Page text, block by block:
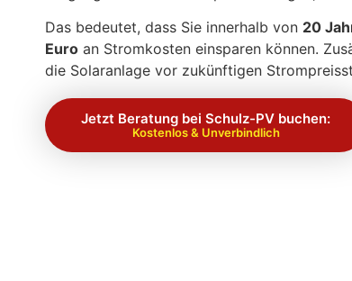
Das bedeutet, dass Sie innerhalb von 20
Euro an Stromkosten einsparen können.
die Solaranlage vor zukünftigen
Jetzt Beratung bei Schulz-PV buchen:
Kostenlos & Unverbindlich